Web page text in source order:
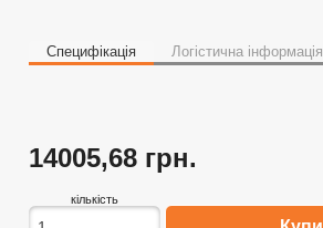
Специфікація Логістична інформація
14005,68 грн.
кількість